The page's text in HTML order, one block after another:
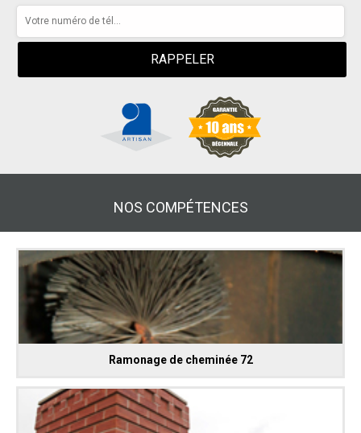
NOS COMPÉTENCES
Ramonage de cheminée 72